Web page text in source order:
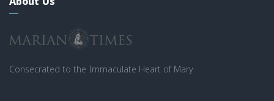
Consecrated to the Immaculate Heart of Mary